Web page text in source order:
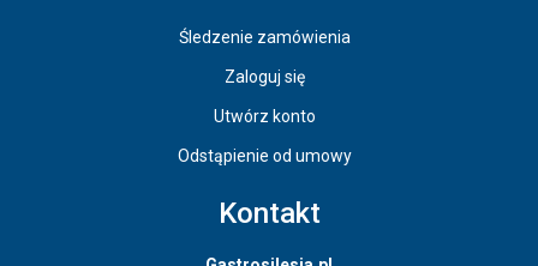
Śledzenie zamówienia
Zaloguj się
Utwórz konto
Odstąpienie od umowy
Kontakt